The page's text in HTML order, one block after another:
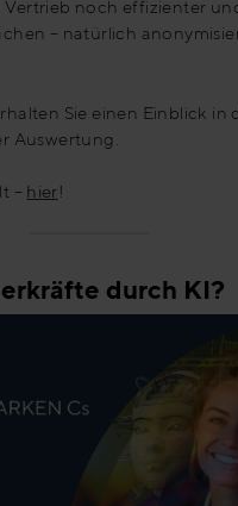
Vertrieb noch effizienter
– natürlich
Sie einen Einblick in
Auswertung.
– hier!
durch KI?